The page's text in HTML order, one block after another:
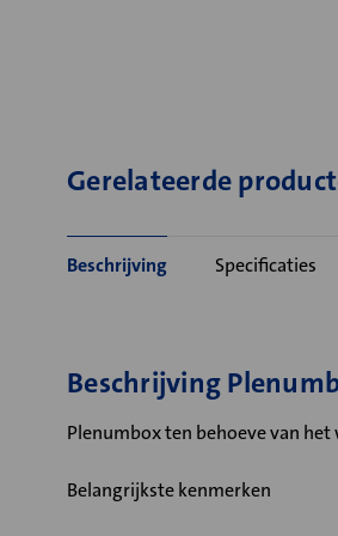
Gerelateerde
Beschrijving Specificaties
Beschrijving
Plenumbox ten behoeve van
Belangrijkste kenmerken